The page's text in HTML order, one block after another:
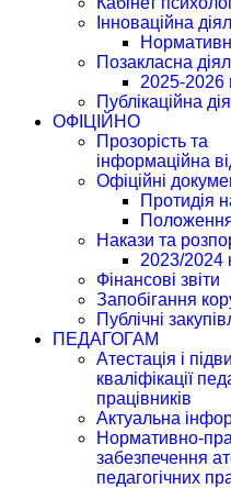
Інноваційна
Позакласна
2025-2026
Публікаційна
ОФІЦІЙНО
Прозорість та
інформаційна
Офіційні
Протидія
Накази та
2023/2024
Фінансові звіти
Запобігання
Публічні
ПЕДАГОГАМ
Атестація і
кваліфікації
працівників
Актуальна
Нормативно-
забезпечення
педагогічних